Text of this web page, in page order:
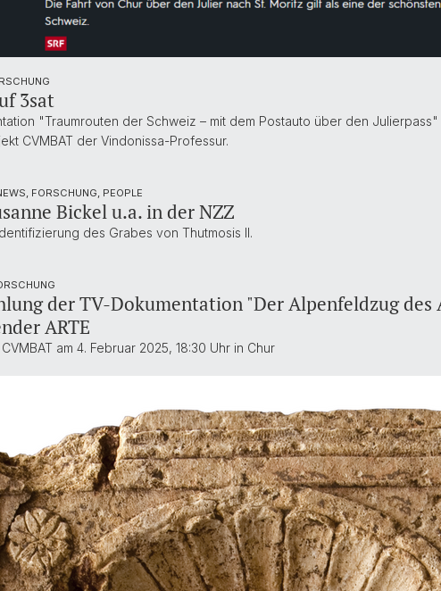
3sat
"Traumrouten der Schweiz – mit dem Postauto über den
CVMBAT der Vindonissa-Professur.
FORSCHUNG, PEOPLE
Bickel u.a. in der NZZ
des Grabes von Thutmosis II.
der TV-Dokumentation "Der Alpenfeldzug des
ARTE
am 4. Februar 2025, 18:30 Uhr in Chur